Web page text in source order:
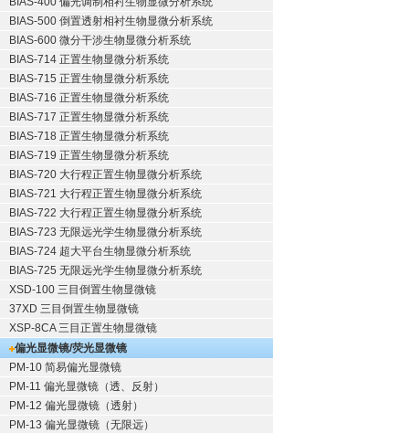
BIAS-500 倒置透射相衬生物显微分析系统
BIAS-600 微分干涉生物显微分析系统
BIAS-714 正置生物显微分析系统
BIAS-715 正置生物显微分析系统
BIAS-716 正置生物显微分析系统
BIAS-717 正置生物显微分析系统
BIAS-718 正置生物显微分析系统
BIAS-719 正置生物显微分析系统
BIAS-720 大行程正置生物显微分析系统
BIAS-721 大行程正置生物显微分析系统
BIAS-722 大行程正置生物显微分析系统
BIAS-723 无限远光学生物显微分析系统
BIAS-724 超大平台生物显微分析系统
BIAS-725 无限远光学生物显微分析系统
XSD-100 三目倒置生物显微镜
37XD 三目倒置生物显微镜
XSP-8CA 三目正置生物显微镜
偏光显微镜/荧光显微镜
PM-10 简易偏光显微镜
PM-11 偏光显微镜（透、反射）
PM-12 偏光显微镜（透射）
PM-13 偏光显微镜（无限远）